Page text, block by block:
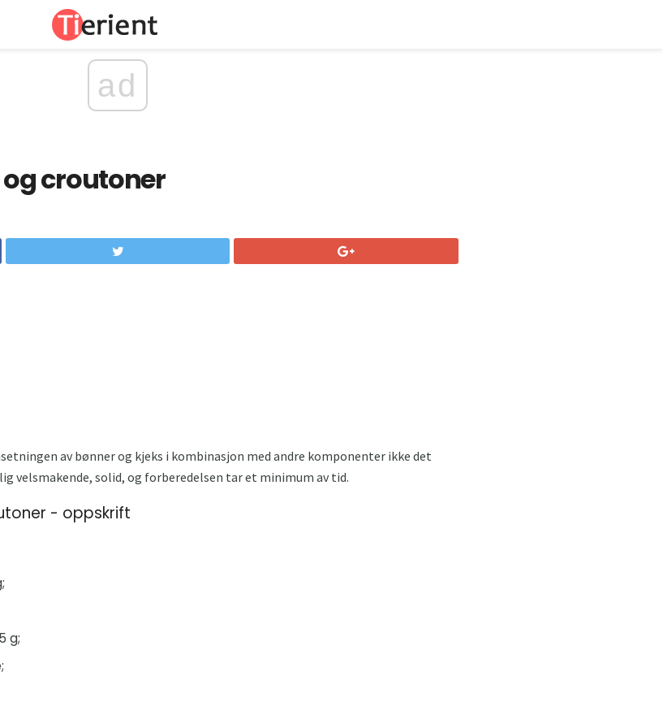
ad
croutoner
av bønner og kjeks i kombinasjon med andre komponenter ikke det
velsmakende, solid, og forberedelsen tar et minimum av tid.
- oppskrift
g;